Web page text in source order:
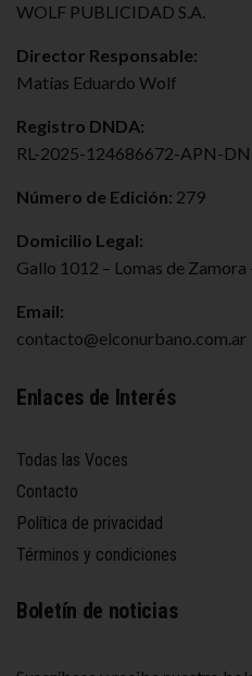
WOLF PUBLICIDAD S.A.
Director Responsable:
Matías Eduardo Wolf
Registro DNDA:
RL-2025-124686672-APN-
Número de Edición: 279
Domicilio Legal:
Gallo 1012 – Lomas de Zamora
Email:
contacto@elconurbano.com.ar
Enlaces de Interés
Todas las Voces
Contacto
Política de privacidad
Términos y condiciones
Boletín de noticias